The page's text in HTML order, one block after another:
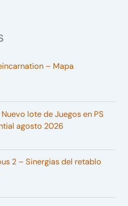
– Mapa
lote de Juegos en PS
agosto 2026
2 – Sinergias del retablo